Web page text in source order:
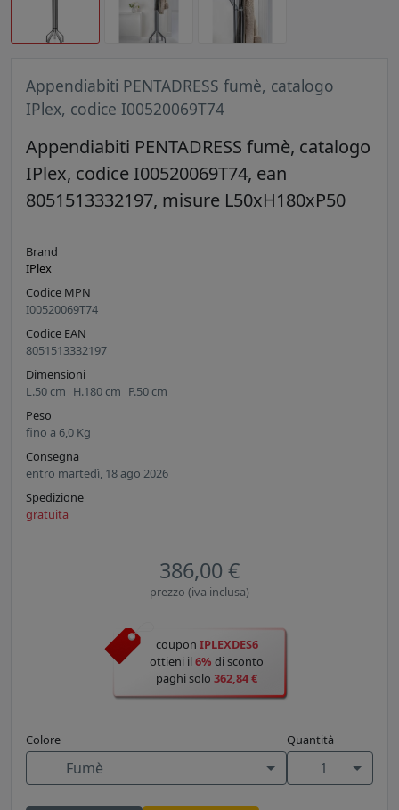
Appendiabiti PENTADRESS fumè, catalogo
IPlex, codice I00520069T74
Appendiabiti PENTADRESS fumè, catalogo
IPlex, codice I00520069T74, ean
8051513332197, misure L50xH180xP50
Brand
IPlex
Codice MPN
I00520069T74
Codice EAN
8051513332197
Dimensioni
L.50 cm H.180 cm P.50 cm
Peso
fino a 6,0 Kg
Consegna
entro martedì, 18 ago 2026
Spedizione
gratuita
386,00 €
prezzo (iva inclusa)
coupon IPLEXDES6
ottieni il6% di sconto
paghi solo 362,84 €
Colore
Fumè
Quantità
1